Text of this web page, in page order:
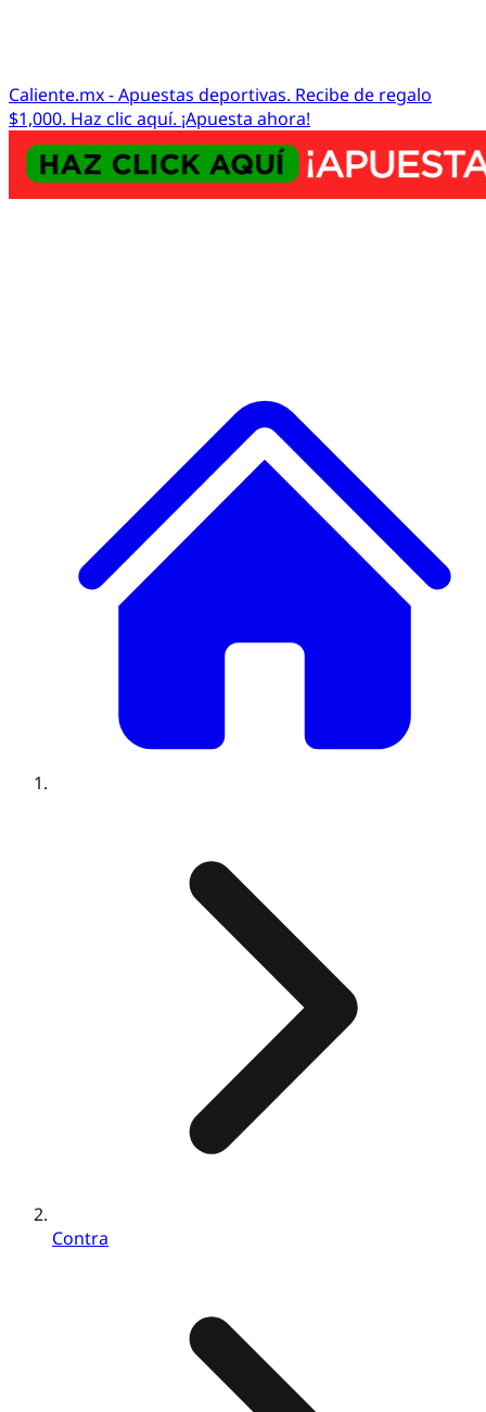
Caliente.mx - Apuestas deportivas. Recibe de regalo
$1,000. Haz clic aquí. ¡Apuesta ahora!
Contra